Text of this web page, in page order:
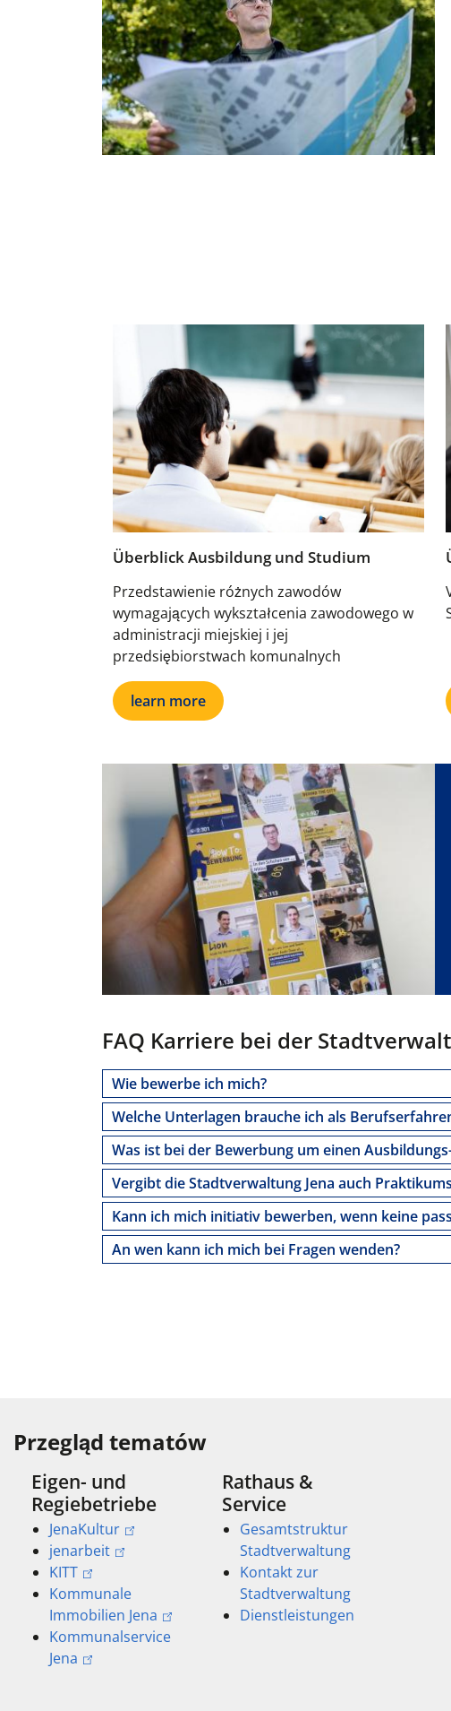
Überblick Ausbildung und Studium
Przedstawienie różnych zawodów
wymagających wykształcenia zawodowego w
administracji miejskiej i jej
przedsiębiorstwach komunalnych
learn more
FAQ Karriere bei der
Wie bewerbe ich mich?
Welche Unterlagen brauche ich als
Was ist bei der Bewerbung um einen
Vergibt die Stadtverwaltung Jena auch
Kann ich mich initiativ bewerben, wenn keine
An wen kann ich mich bei Fragen wenden?
Przegląd tematów
Eigen- und
Regiebetriebe
JenaKultur
jenarbeit
KITT
Kommunale
Immobilien Jena
Kommunalservice
Jena
Rathaus &
Service
Gesamtstruktur
Stadtverwaltung
Kontakt zur
Stadtverwaltung
Dienstleistungen